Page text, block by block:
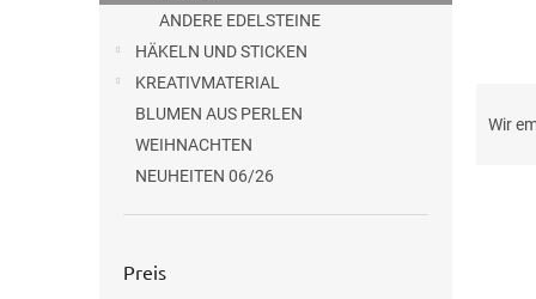
ANDERE EDELSTEINE
HÄKELN UND STICKEN
KREATIVMATERIAL
BLUMEN AUS PERLEN
WEIHNACHTEN
NEUHEITEN 06/26
Preis
Wir